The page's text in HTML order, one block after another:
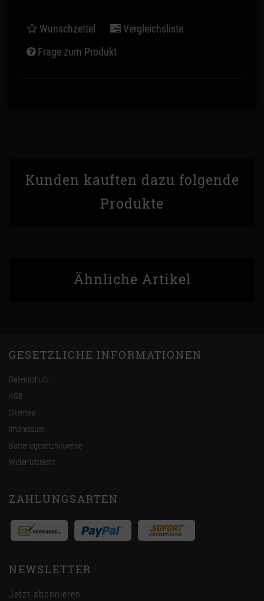
Wunschzettel
Vergleichsliste
Frage zum Produkt
Kunden kauften dazu folgende
Produkte
Ähnliche Artikel
GESETZLICHE INFORMATIONEN
Datenschutz
AGB
Sitemap
Impressum
Batteriegesetzhinweise
Widerrufsrecht
ZAHLUNGSARTEN
NEWSLETTER
Jetzt abonnieren